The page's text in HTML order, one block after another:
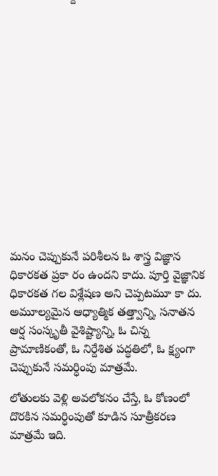
మనం చెప్పుకునే పరిశీలన ఓ శాస్త్ర విజ్ఞాన
సాధికారకత ప్రకా రం ఉందని కాదు. పూర్తి వైజ్ఞానిక
సాధికారకత గల విశ్లేషణ అని చెప్పటమూ కా దు.
అమూల్యమైన ఆధ్యాత్మిక తత్త్వాన్ని, సనాతన
ఆర్ష సంస్కృతీ వైశిష్ట్యాన్ని, ఓ చిన్న
ప్రామాణికంతో, ఓ నిర్దేశిత పద్ధతిలో, ఓ సాక్ష్యంగా
చెప్పుకునే సమర్ధింపు మాత్రమే.
లోతులకు వెళ్లి అవలోకనం చేస్తే, ఓ కోణంలో
దొరకిన సమర్ధింపుతో కూడిన సూత్రీకరణ
మాత్రమే ఇది.